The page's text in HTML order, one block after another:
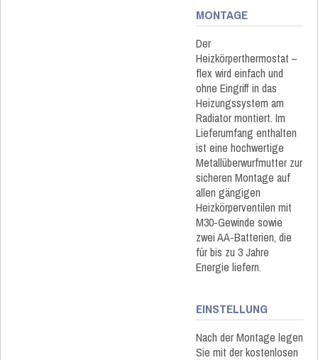
MONTAGE
Der
Heizkörperthermostat –
flex wird einfach und
ohne Eingriff in das
Heizungssystem am
Radiator montiert. Im
Lieferumfang enthalten
ist eine hochwertige
Metallüberwurfmutter zur
sicheren Montage auf
allen gängigen
Heizkörperventilen mit
M30-Gewinde sowie
zwei AA-Batterien, die
für bis zu 3 Jahre
Energie liefern.
EINSTELLUNG
Nach der Montage legen
Sie mit der kostenlosen